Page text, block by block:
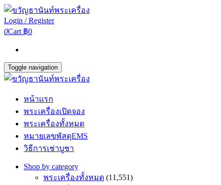
Login / Register
0Cart ฿0
Toggle navigation
หน้าแรก
พระเครื่องเปิดจอง
พระเครื่องทั้งหมด
หมายเลขพัสดุEMS
วิธีการเช่าบูชา
Shop by category
พระเครื่องทั้งหมด (11,551)